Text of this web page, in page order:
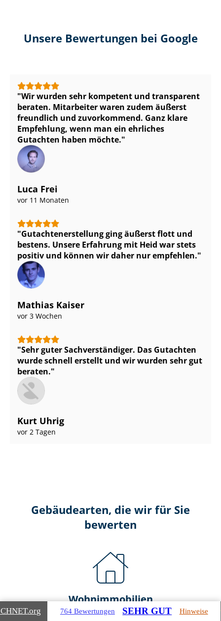
Unsere Bewertungen bei Google
Wir wurden sehr kompetent und transparent
beraten. Mitarbeiter waren zudem äußerst
freundlich und zuvorkommend. Ganz klare
Empfehlung, wenn man ein ehrliches
Gutachten haben möchte.
Luca Frei
vor 11 Monaten
Gut­ach­ten­er­stel­lung ging äußerst flott und
bestens. Unsere Erfahrung mit Heid war stets
positiv und können wir daher nur empfehlen.
Mathias Kaiser
vor 3 Wochen
Sehr guter Sach­ver­stän­di­ger. Das Gutachten
wurde schnell erstellt und wir wurden sehr gut
beraten.
Kurt Uhrig
vor 2 Tagen
Gebäudearten, die wir für Sie
bewerten
Wohnimmobilien
.org 764 Bewertungen SEHR GUT Hinweise